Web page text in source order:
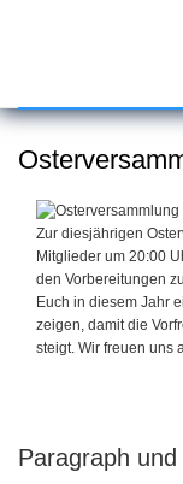
Zur diesjährigen
Mitglieder um 20:00
den Vorbereitungen
Euch in diesem Jahr
zeigen, damit die
steigt. Wir freuen uns
Paragraph und